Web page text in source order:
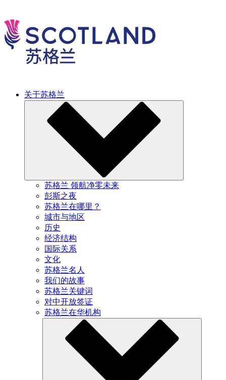
关于苏格兰
苏格兰 领航净零未来
彭斯之夜
苏格兰在哪里？
城市与地区
历史
经济结构
国际关系
文化
苏格兰名人
我们的故事
苏格兰关键词
对中开放签证
苏格兰在华机构